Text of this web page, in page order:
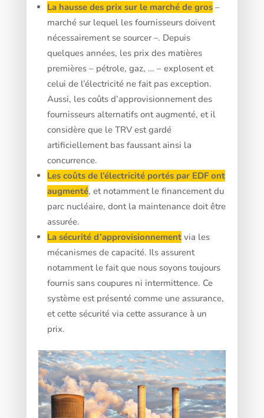
La hausse des prix sur le marché de gros–
marché sur lequel les fournisseurs doivent
nécessairement se sourcer –. Depuis
quelques années, les prix des matières
premières – pétrole, gaz, … – explosent et
celui de l’électricité ne fait pas exception.
Aussi, les coûts d’approvisionnement des
fournisseurs alternatifs ont augmenté, et il
considère que le TRV est gardé
artificiellement bas faussant ainsi la
concurrence.
Les coûts de l’électricité portés par EDF ont
augmenté, et notamment le financement du
parc nucléaire, dont la maintenance doit être
assurée.
La sécurité d’approvisionnementvia les
mécanismes de capacité. Ils assurent
notamment le fait que nous soyons toujours
fournis sans coupures ni intermittence. Ce
système est présenté comme une assurance,
et cette sécurité via cette assurance à un
prix.